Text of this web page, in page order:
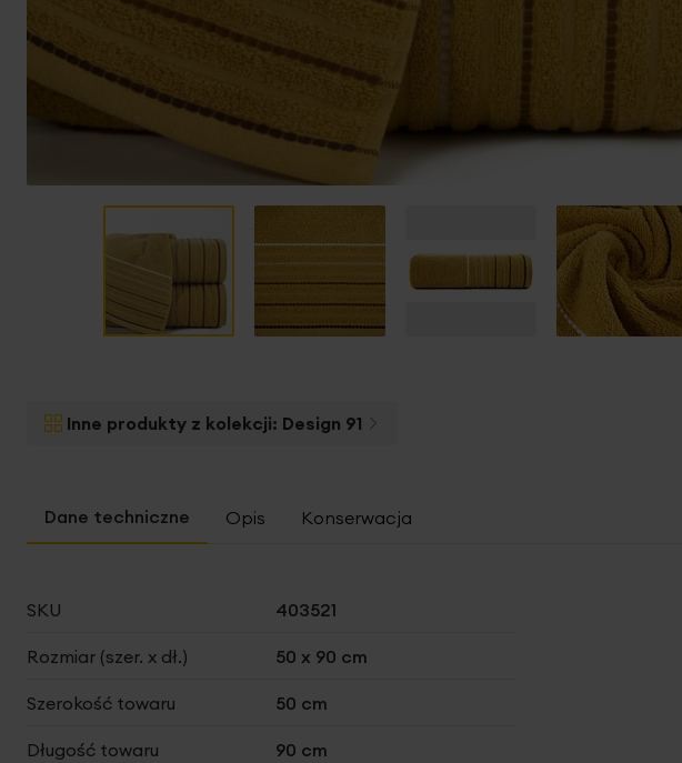
początek
galerii
Inne produkty z kolekcji: Design 91
Opis Konserwacja
Więcej
SKU 403521
Rozmiar (szer. x dł.) 50 x 90 cm
Szerokość towaru 50 cm
Długość towaru 90 cm